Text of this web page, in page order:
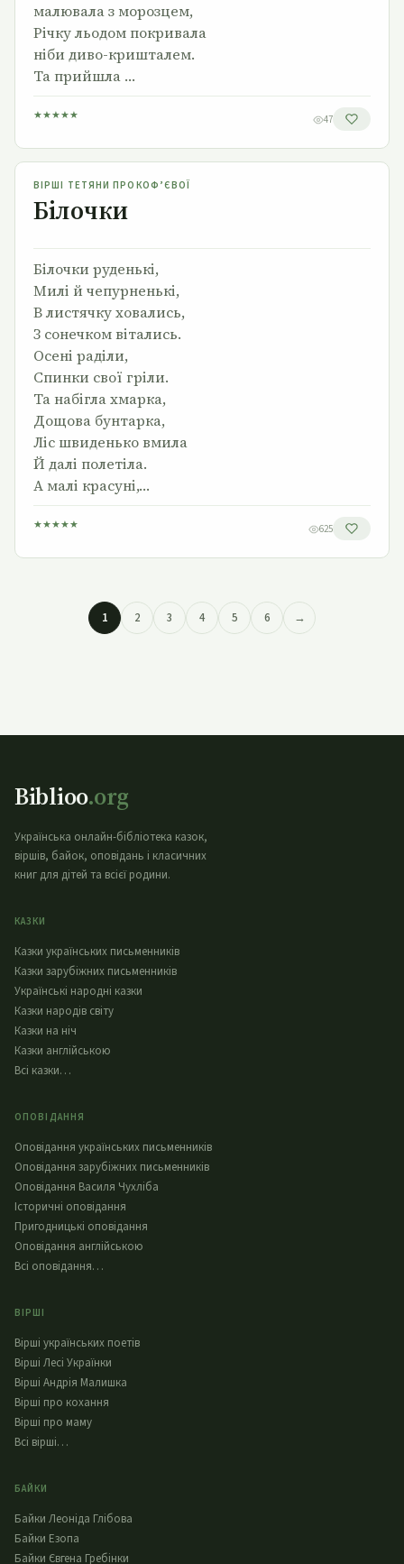
малювала з морозцем,
Річку льодом покривала
ніби диво-кришталем.
Та прийшла …
★★★★★ 47
Білочки
ВІРШІ ТЕТЯНИ ПРОКОФ’ЄВОЇ
Білочки
Білочки руденькі,
Милі й чепурненькі,
В листячку ховались,
З сонечком вітались.
Осені раділи,
Спинки свої гріли.
Та набігла хмарка,
Дощова бунтарка,
Ліс швиденько вмила
Й далі полетіла.
А малі красуні,…
★★★★★ 625
1 2 3 4 5 6 →
Biblioo.org
Українська онлайн-бібліотека казок,
віршів, байок, оповідань і класичних
книг для дітей та всієї родини.
КАЗКИ
Казки українських письменників
Казки зарубіжних письменників
Українські народні казки
Казки народів світу
Казки на ніч
Казки англійською
Всі казки…
ОПОВІДАННЯ
Оповідання українських письменників
Оповідання зарубіжних письменників
Оповідання Василя Чухліба
Історичні оповідання
Пригодницькі оповідання
Оповідання англійською
Всі оповідання…
ВІРШІ
Вірші українських поетів
Вірші Лесі Українки
Вірші Андрія Малишка
Вірші про кохання
Вірші про маму
Всі вірші…
БАЙКИ
Байки Леоніда Глібова
Байки Езопа
Байки Євгена Гребінки